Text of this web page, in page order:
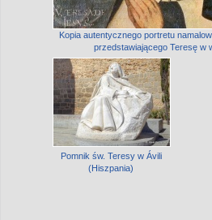
Kopia autentycznego portretu
przedstawiającego Teresę w
Pomnik św. Teresy w Ávili
(Hiszpania)